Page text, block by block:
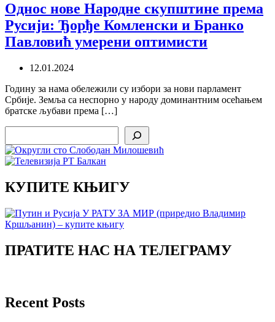
Однос нове Народне скупштине према
Русији: Ђорђе Комленски и Бранко
Павловић умерени оптимисти
12.01.2024
Годину за нама обележили су избори за нови парламент
Србије. Земља са неспорно у народу доминантним осећањем
братске љубави према […]
КУПИТЕ КЊИГУ
ПРАТИТЕ НАС НА ТЕЛЕГРАМУ
Recent Posts